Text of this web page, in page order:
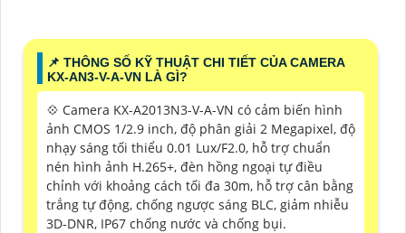
📌 THÔNG SỐ KỸ THUẬT CHI TIẾT CỦA CAMERA
KX-AN3-V-A-VN LÀ GÌ?
💠 Camera KX-A2013N3-V-A-VN có cảm biến hình
ảnh CMOS 1/2.9 inch, độ phân giải 2 Megapixel, độ
nhạy sáng tối thiểu 0.01 Lux/F2.0, hỗ trợ chuẩn
nén hình ảnh H.265+, đèn hồng ngoại tự điều
chỉnh với khoảng cách tối đa 30m, hỗ trợ cân bằng
trắng tự động, chống ngược sáng BLC, giảm nhiễu
3D-DNR, IP67 chống nước và chống bụi.